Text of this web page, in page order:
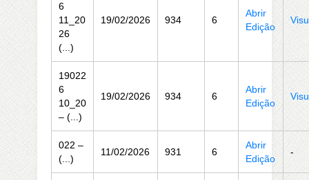
6
11_20
26
(...)
19/02/2026 934 6
Abrir
Edição
19022
6
10_20
– (...)
19/02/2026 934 6
Abrir
Edição
022 –
(...)
11/02/2026 931 6
Abrir
Edição
-